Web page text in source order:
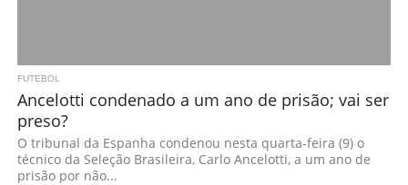
FUTEBOL
Ancelotti condenado a um ano de prisão; vai ser
preso?
O tribunal da Espanha condenou nesta quarta-feira (9) o
técnico da Seleção Brasileira, Carlo Ancelotti, a um ano de
prisão por não...